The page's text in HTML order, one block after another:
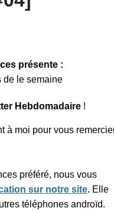
présente :
de le semaine
Hebdomadaire !
à moi pour vous
préféré, nous vous
sur notre site. Elle
téléphones androïd.